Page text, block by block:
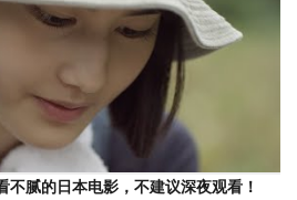
不腻的日本电影，不建议深夜观看！